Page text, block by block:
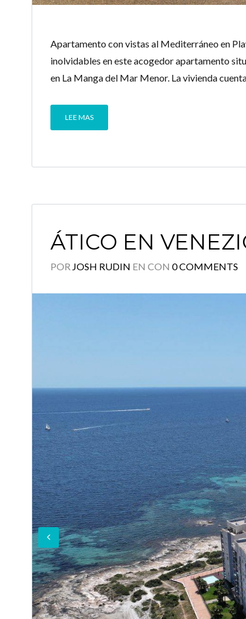
Apartamento con vistas al Mediterráneo en
inolvidables en este acogedor apartamento
en La Manga del Mar Menor. La vivienda
LEE MAS
ÁTICO EN
POR JOSH RUDIN EN CON 0 COMMENTS